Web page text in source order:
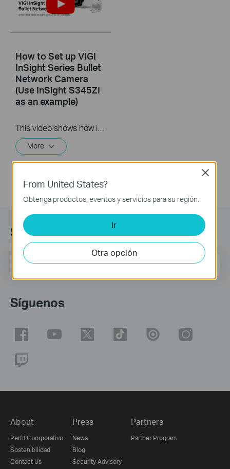
How to Set up VIGI
InSight Series Bullet
Network Camera
(Use InSight S345ZI
as an example)
More
Suscripción
Dirección de correo Regístrate
Síguenos
About
Perfil Coorporativo
Sostenibilidad
Contact Us
Press
News
Blog
Security Advisory
Partners
Partner Program
From United States?
Obtenga productos, eventos y servicios para su región.
Ir
Otra opción
Close